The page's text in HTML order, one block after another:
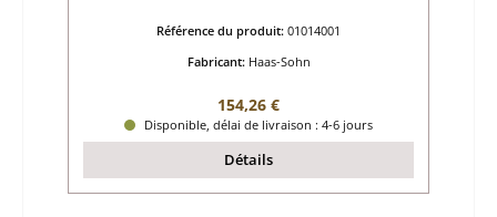
Référence du produit: 01014001
Fabricant: Haas-Sohn
Prix régulier :
154,26 €
Disponible, délai de livraison : 4-6 jours
Détails